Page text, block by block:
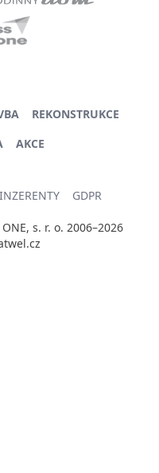
REKONSTRUKCE
AKCE
GDPR
s. r. o. 2006–2026